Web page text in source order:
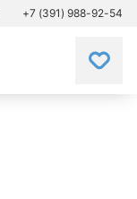
+7 (391) 988-92-54